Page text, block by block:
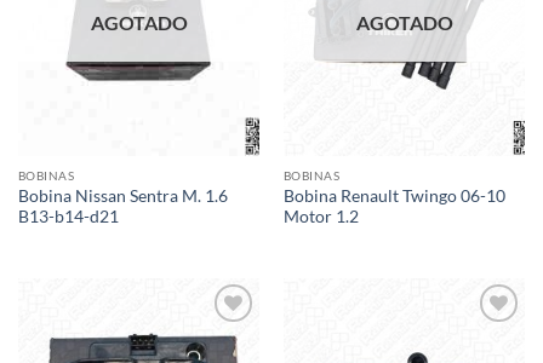
AGOTADO
BOBINAS
Bobina Nissan Sentra M. 1.6
B13-b14-d21
AGOTADO
BOBINAS
Bobina Renault Twingo 06-10
Motor 1.2
Add to
wishlist